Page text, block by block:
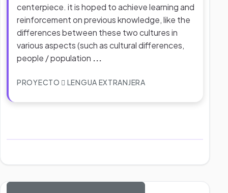
centerpiece. it is hoped to achieve learning and
reinforcement on previous knowledge, like the
differences between these two cultures in
various aspects (such as cultural differences,
people / population ...
PROYECTO LENGUA EXTRANJERA